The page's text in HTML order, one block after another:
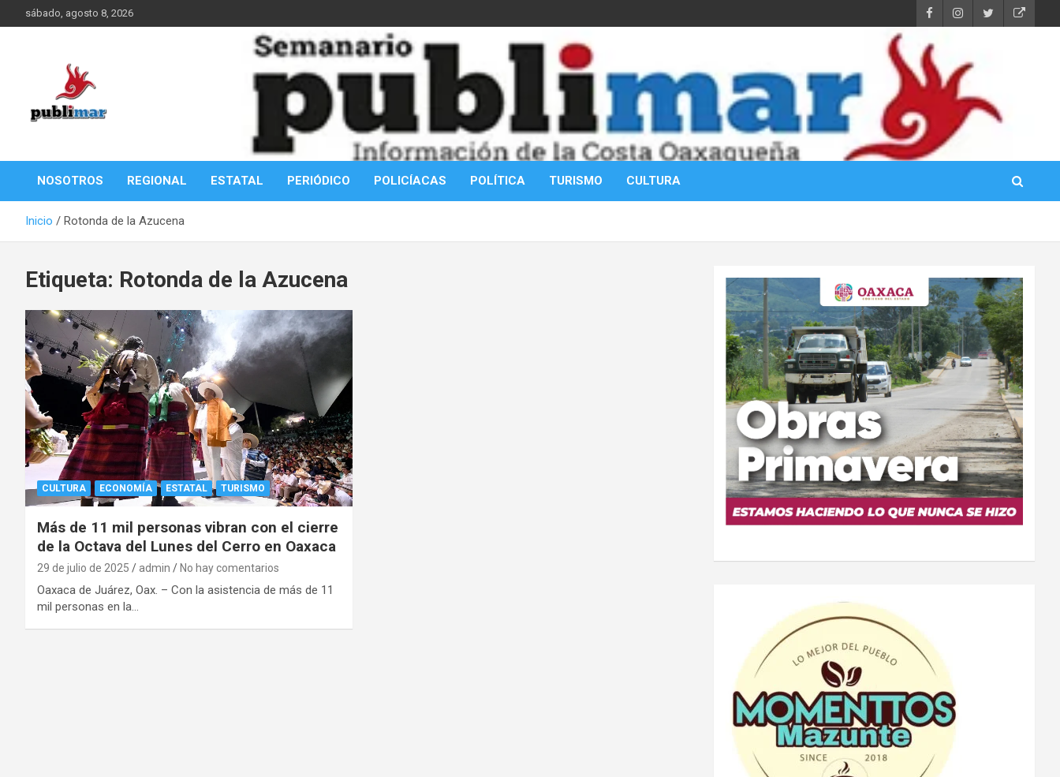
al
sábado, agosto 8, 2026
PubliMar
NOSOTROS REGIONAL ESTATAL PERIÓDICO POLICÍACAS POLÍTICA TURISMO CULTURA
Inicio Rotonda de la Azucena
Etiqueta: Rotonda de la Azucena
CULTURA ECONOMÍA ESTATAL TURISMO
Más de 11 mil personas vibran con el cierre
de la Octava del Lunes del Cerro en Oaxaca
29 de julio de 2025 admin No hay comentarios
Oaxaca de Juárez, Oax. – Con la asistencia de más de 11
mil personas en la…